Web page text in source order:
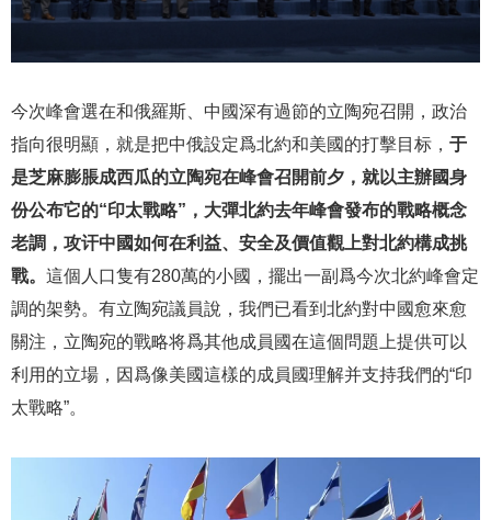
今次峰會選在和俄羅斯、中國深有過節的立陶宛召開，政治
指向很明顯，就是把中俄設定爲北約和美國的打擊目标， 于
是芝麻膨脹成西瓜的立陶宛在峰會召開前夕，就以主辦國身
份公布它的“印太戰略”，大彈北約去年峰會發布的戰略概念
老調，攻讦中國如何在利益、安全及價值觀上對北約構成挑
戰。 這個人口隻有280萬的小國，擺出一副爲今次北約峰會定
調的架勢。有立陶宛議員說，我們已看到北約對中國愈來愈
關注，立陶宛的戰略将爲其他成員國在這個問題上提供可以
利用的立場，因爲像美國這樣的成員國理解并支持我們的“印
太戰略”。